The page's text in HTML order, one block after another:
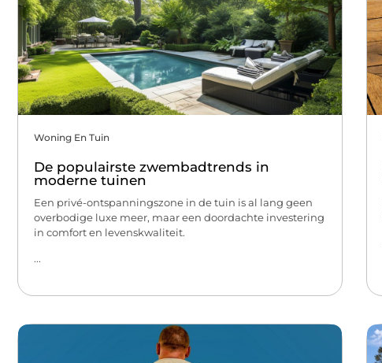
Woning En Tuin
De populairste zwembadtrends in
moderne tuinen
Een privé-ontspanningszone in de tuin is al lang geen
overbodige luxe meer, maar een doordachte investering
in comfort en levenskwaliteit.
...